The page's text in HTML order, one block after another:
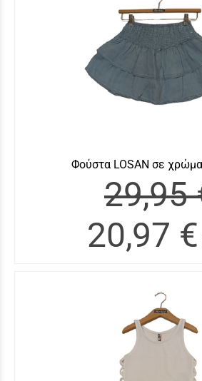
Φούστα LOSAN σε
29,95
20,97 €